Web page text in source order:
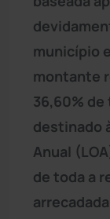
município
montante
36,60%
destinado
Anual
de toda a